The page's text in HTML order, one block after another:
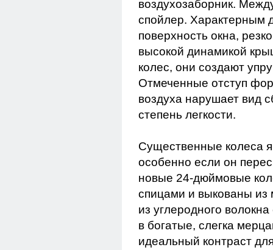
воздухозаборник.
спойлер. Характерным
поверхность окна,
высокой динамикой
колес, они создают
Отмеченные отступ
воздуха нарушает вид
степень легкости.
Существенные колеса
особенно если он
новые 24-дюймовые
спицами и выкованы
из углеродного
в богатые, слегка
идеальный контраст